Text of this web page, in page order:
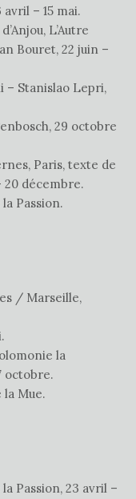
– 15 mai.
L’Autre
Bouret, 22 juin –
– Stanislao Lepri,
29 octobre
Paris, texte de
20 décembre.
Passion.
/ Marseille,
la
octobre.
la Mue.
Passion, 23 avril –